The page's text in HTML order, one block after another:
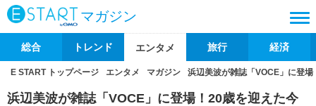
マガジン
総合 トレンド エンタメ 旅行 経済
E START トップページ エンタメ マガジン 浜辺美波が雑誌「VOCE」に登
浜辺美波が雑誌「VOCE」に登場！20歳を迎えた今